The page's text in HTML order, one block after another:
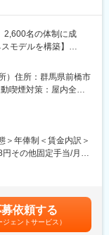
できるよう、環境を
内の清掃、医療物品
な手術室運営を支え
洗浄・滅菌などを担
るよう、スムーズな
フが丁寧に指導しま
2,600名の体制に成
モデルを構築】
ることとなりまし
要な衣類やタオル、
ポートシステム」を
遣・紹介サービスや
が見込める成長産業
献する事で、患者
、大変やりがいのあ
）住所：群馬県前橋市
喫煙対策：屋内全面
業所）住所：群馬県前
受動喫煙対策：屋内
＞年俸制＜賃金内訳＞
その他固定手当/月：
能力・前職の給与など
評価：年2回（4月・
案プロセスなどの定性
依頼する
ジェントサービス）